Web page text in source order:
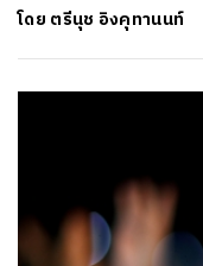
โดย ตรีนุช อิงคุทานนท์